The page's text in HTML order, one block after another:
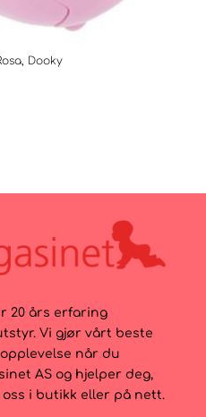
Dooky
20 års erfaring
Vi gjør vårt beste
når du
AS og hjelper deg,
i butikk eller på nett.